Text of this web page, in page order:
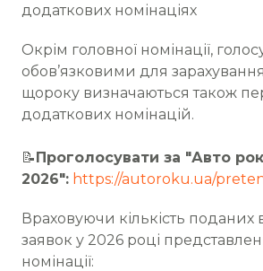
додаткових номінаціях
Окрім головної номінації,
обов’язковими для зарахування
щороку визначаються також
додаткових номінацій.
📝Проголосувати за "Авто
2026": https://autoroku.ua/
Враховуючи кількість поданих
заявок у 2026 році
номінації: